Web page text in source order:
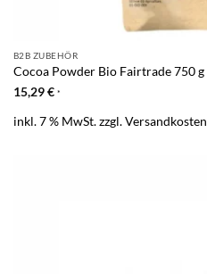
B2B ZUBEHÖR
Cocoa Powder Bio Fairtrade 750 g
15,29€ *
inkl. 7 % MwSt.zzgl.Versandkosten